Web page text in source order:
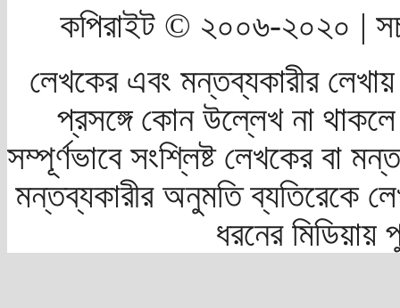
কপিরাইট © ২০০৬-২০২০ |
লেখকের এবং মন্তব্যকারীর
প্রসঙ্গে কোন উল্লেখ না
সম্পূর্ণভাবে সংশ্লিষ্ট লেখকের বা
মন্তব্যকারীর অনুমতি ব্যতিরেকে
ধরনের মিডিয়ায়